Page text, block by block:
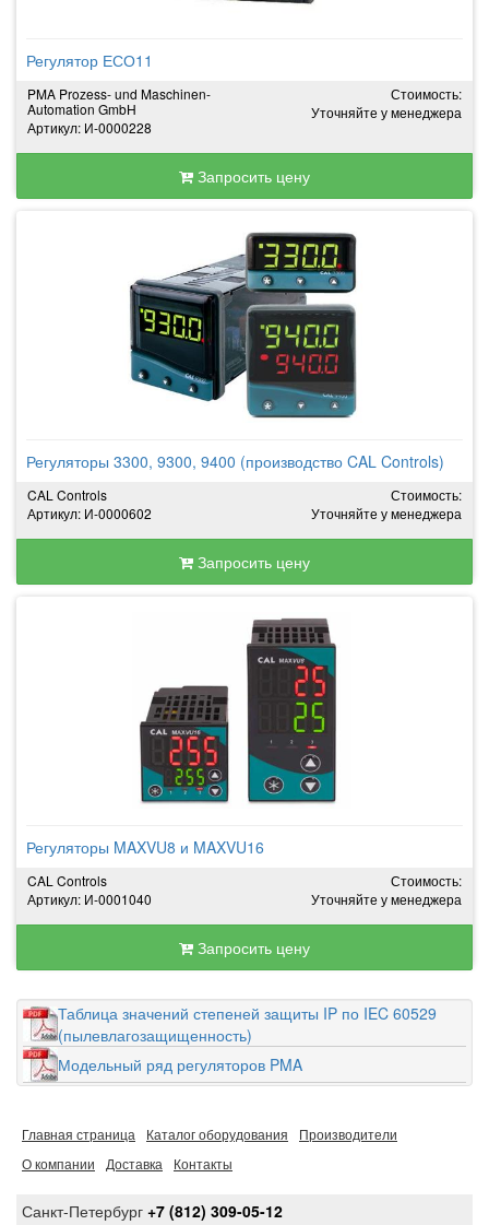
Регулятор ЕСО11
PMA Prozess- und Maschinen-
Automation GmbH
Артикул: И-0000228
Стоимость:
Уточняйте у менеджера
Запросить цену
Регуляторы 3300, 9300, 9400 (производство CAL Controls)
CAL Controls
Артикул: И-0000602
Стоимость:
Уточняйте у менеджера
Запросить цену
Регуляторы MAXVU8 и MAXVU16
CAL Controls
Артикул: И-0001040
Стоимость:
Уточняйте у менеджера
Запросить цену
Таблица значений степеней защиты IP по IEC 60529
(пылевлагозащищенность)
Модельный ряд регуляторов PMA
Главная страница Каталог оборудования
Производители
О компании
Доставка Контакты
Санкт-Петербург +7 (812) 309-05-12